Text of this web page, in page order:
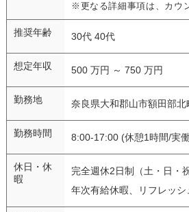
※更なる詳細事項は、カウ
推奨年齢 30代 40代
想定年収 500 万円 ～ 750 万円
勤務地 奈良県大和郡山市額田部
勤務時間 8:00-17:00 (休憩1時間/実
休日・休
暇
完全週休2日制（土・日・
年次有給休暇、リフレッ